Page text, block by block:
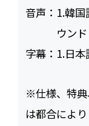
音声： 1.韓
ウンド
字幕： 1.日
※仕様、特典
は都合により